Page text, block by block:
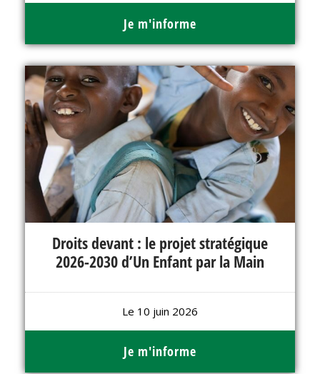
Je m'informe
Droits devant : le projet stratégique
2026-2030 d’Un Enfant par la Main
Le 10 juin 2026
Je m'informe